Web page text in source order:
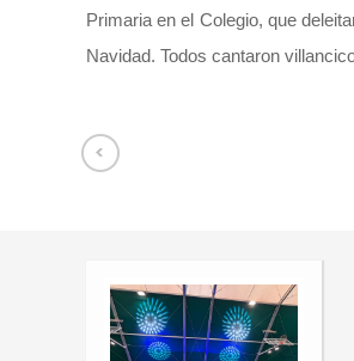
Primaria en el Colegio, que
Navidad. Todos cantaron